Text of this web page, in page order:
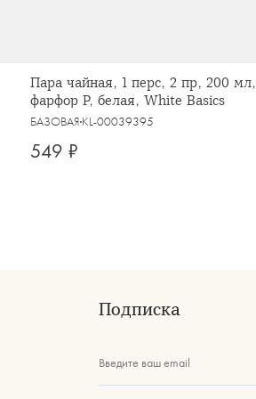
Пара чайная, 1 перс, 2 пр, 200 мл,
фарфор P, белая, White Basics
БАЗОВАЯ KL-00039395
549 ₽
Подписка
Введите ваш email